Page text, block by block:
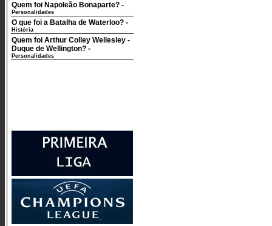
Quem foi Napoleão Bonaparte? -
Personalidades
O que foi a Batalha de Waterloo? -
História
Quem foi Arthur Colley Wellesley -
Duque de Wellington? -
Personalidades